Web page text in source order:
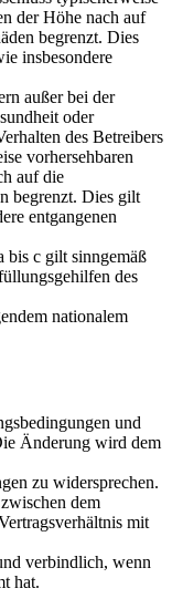
der Höhe nach auf
begrenzt. Dies
insbesondere
außer bei der
oder
des Betreibers
vorhersehbaren
auf die
begrenzt. Dies gilt
entgangenen
bis c gilt sinngemäß
des
nationalem
und
Änderung wird dem
zu widersprechen.
dem
mit
verbindlich, wenn
hat.